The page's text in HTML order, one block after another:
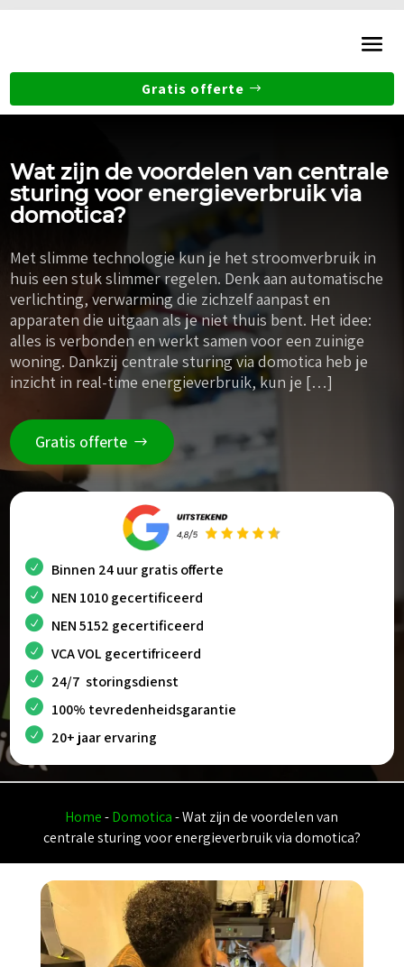
Gratis offerte
Wat zijn de voordelen van centrale
sturing voor energieverbruik via
domotica?
Met slimme technologie kun je het stroomverbruik in
huis een stuk slimmer regelen. Denk aan automatische
verlichting, verwarming die zichzelf aanpast en
apparaten die uitgaan als je niet thuis bent. Het idee:
alles is verbonden en werkt samen voor een zuinige
woning. Dankzij centrale sturing via domotica heb je
inzicht in real-time energieverbruik, kun je […]
Gratis offerte
Binnen 24 uur gratis offerte
NEN 1010 gecertificeerd
NEN 5152 gecertificeerd
VCA VOL gecertifriceerd
24/7 storingsdienst
100% tevredenheidsgarantie
20+ jaar ervaring
Home-Domotica-Wat zijn de voordelen van
centrale sturing voor energieverbruik via domotica?